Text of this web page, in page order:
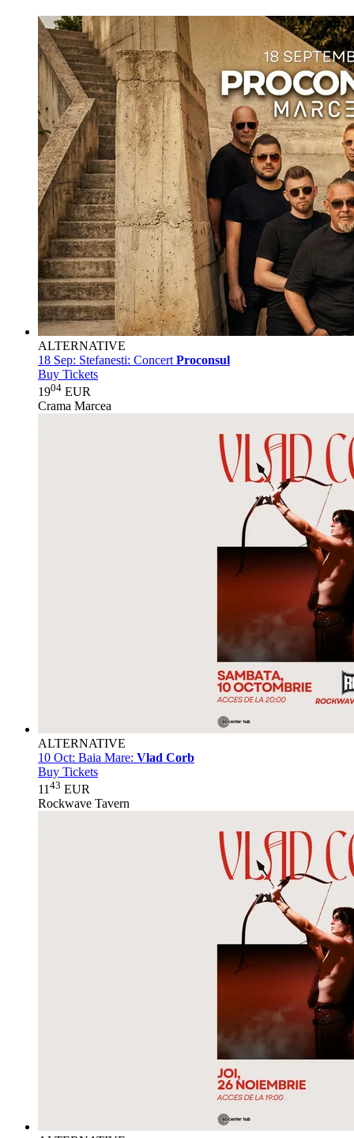
ALTERNATIVE
18 Sep: Stefanesti: Concert Proconsul
Buy Tickets
1904 EUR
Crama Marcea
ALTERNATIVE
10 Oct: Baia Mare: Vlad Corb
Buy Tickets
11 43 EUR
Rockwave Tavern